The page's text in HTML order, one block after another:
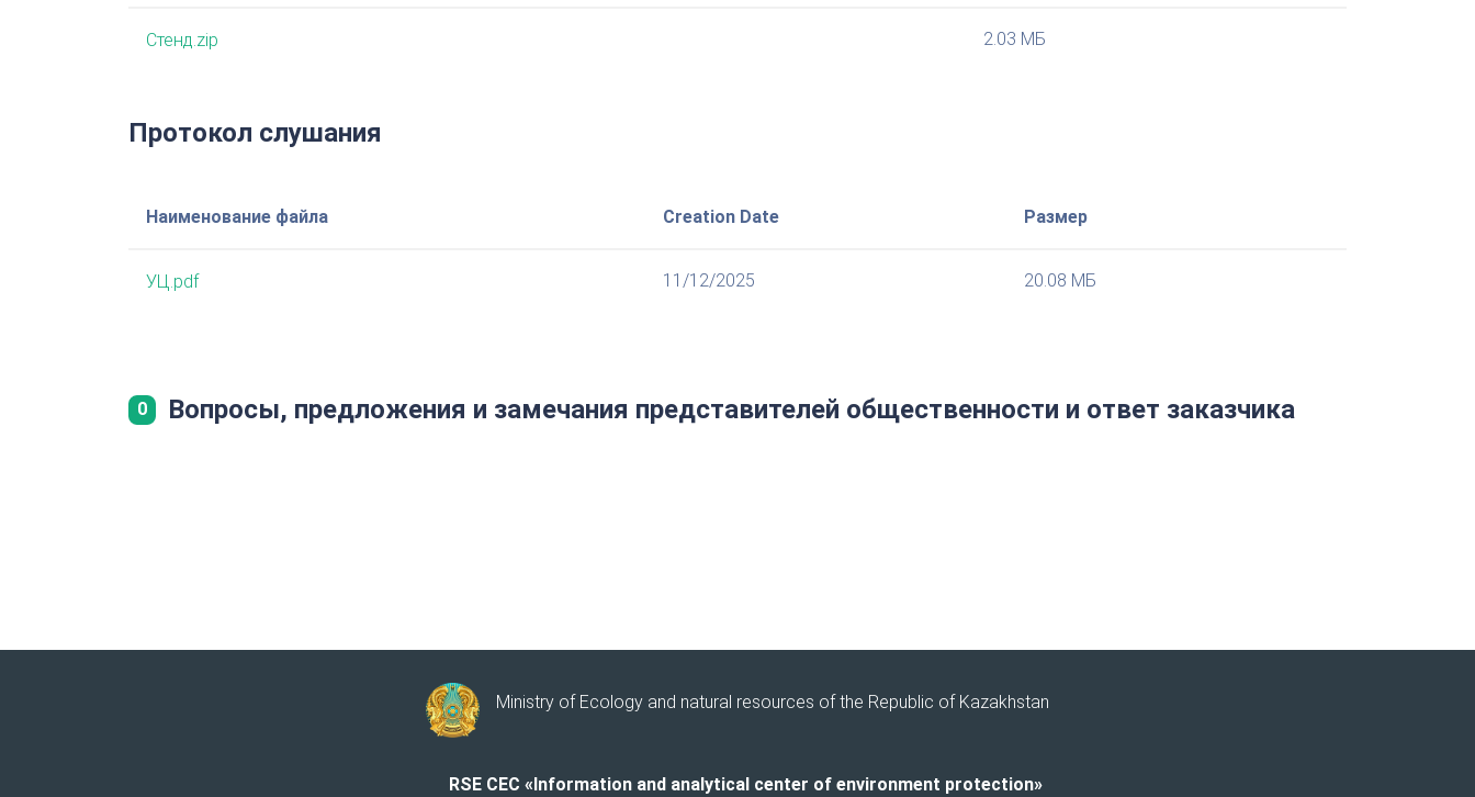
Стенд.zip 2.03 МБ
Протокол слушания
Наименование файла Creation Date Размер
УЦ.pdf 11/12/2025 20.08 МБ
0 Вопросы, предложения и замечания представителей общественности и ответ заказчика
Ministry of Ecology and natural resources of the Republic of Kazakhstan
RSE CEC «Information and analytical center of environment protection»